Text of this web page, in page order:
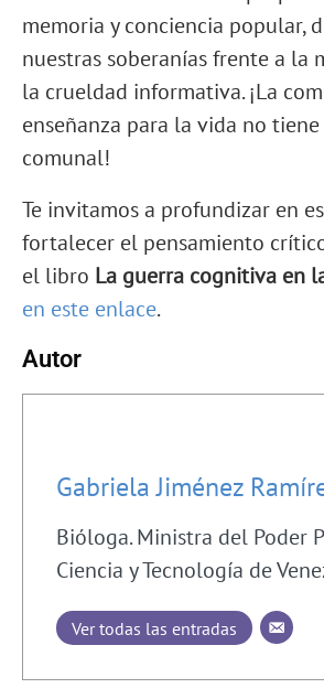
memoria y conciencia popular,
nuestras soberanías frente a la
la crueldad informativa. ¡La
enseñanza para la vida no
comunal!
Te invitamos a profundizar en
fortalecer el pensamiento
el libro La guerra cognitiva en
en este enlace.
Autor
Gabriela Jiménez
Bióloga. Ministra del Poder
Ciencia y Tecnología de
Ver todas las entradas